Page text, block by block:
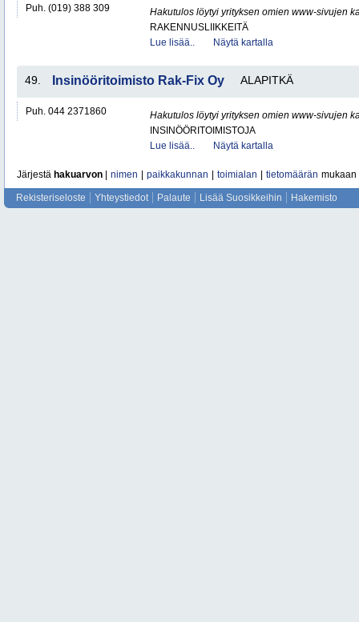
Puh. (019) 388 309
Hakutulos löytyi yrityksen omien www-sivujen
RAKENNUSLIIKKEITÄ
Lue lisää..
Näytä kartalla
49. Insinööritoimisto Rak-Fix Oy ALAPITKÄ
Puh. 044 2371860
Hakutulos löytyi yrityksen omien www-sivujen
INSINÖÖRITOIMISTOJA
Lue lisää..
Näytä kartalla
Järjestä hakuarvon nimen paikkakunnan toimialan tietomäärän mukaan
Rekisteriseloste Yhteystiedot Palaute Lisää Suosikkeihin Hakemisto